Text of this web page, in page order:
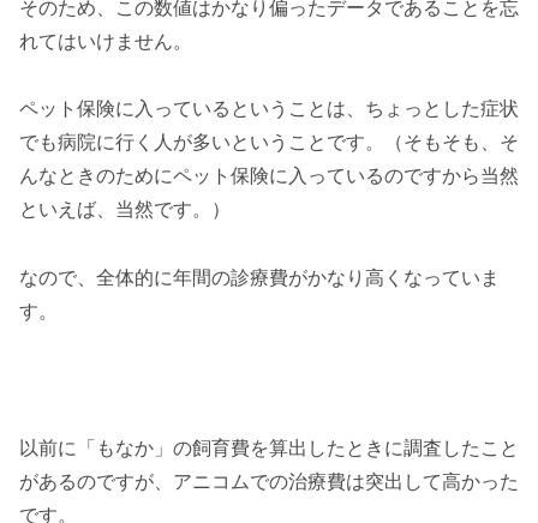
そのため、この数値はかなり偏ったデータであることを忘
れてはいけません。
ペット保険に入っているということは、ちょっとした症状
でも病院に行く人が多いということです。（そもそも、そ
んなときのためにペット保険に入っているのですから当然
といえば、当然です。）
なので、全体的に年間の診療費がかなり高くなっていま
す。
以前に「もなか」の飼育費を算出したときに調査したこと
があるのですが、アニコムでの治療費は突出して高かった
です。